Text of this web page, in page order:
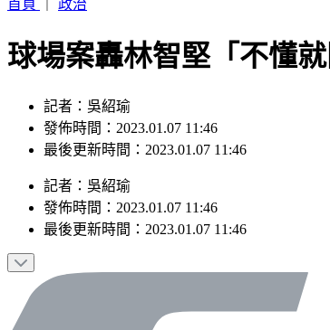
首頁
政治
球場案轟林智堅「不懂
記者：吳紹瑜
發佈時間：2023.01.07 11:46
最後更新時間：2023.01.07 11:46
記者 ： 吳紹瑜
發佈時間： 2023.01.07 11:46
最後更新時間： 2023.01.07 11:46